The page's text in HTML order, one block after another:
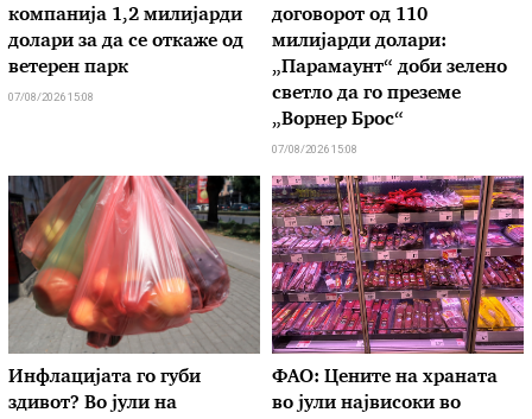
компанија 1,2 милијарди
долари за да се откаже од
ветерен парк
07/08/2026 15:08
договорот од 110
милијарди долари:
„Парамаунт“ доби зелено
светло да го преземе
„Ворнер Брос“
07/08/2026 15:08
Инфлацијата го губи
здивот? Во јули на
ФАО: Цените на храната
во јули највисоки во